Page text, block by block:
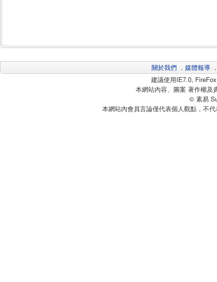
關於我們 ． 媒體報導
建議使用IE7.0,
本網站內容、圖案 著作權及
© 素易
本網站內會員言論僅代表個人觀點，不